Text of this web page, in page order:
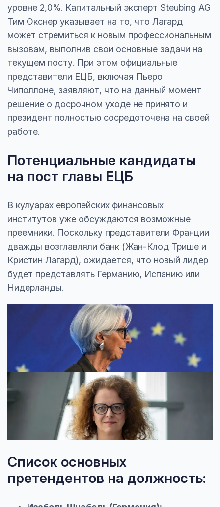
уровне 2,0%. Капитальный эксперт Steubing AG
Тим Окснер указывает на то, что Лагард
может стремиться к новым профессиональным
вызовам, выполнив свои основные задачи на
текущем посту. При этом официальные
представители ЕЦБ, включая Пьеро
Чиполлоне, заявляют, что на данный момент
решение о досрочном уходе не принято и
президент полностью сосредоточена на своей
работе.
Потенциальные кандидаты
на пост главы ЕЦБ
В кулуарах европейских финансовых
институтов уже обсуждаются возможные
преемники. Поскольку представители Франции
дважды возглавляли банк (Жан-Клод Трише и
Кристин Лагард), ожидается, что новый лидер
будет представлять Германию, Испанию или
Нидерланды.
Список основных
претендентов на должность: